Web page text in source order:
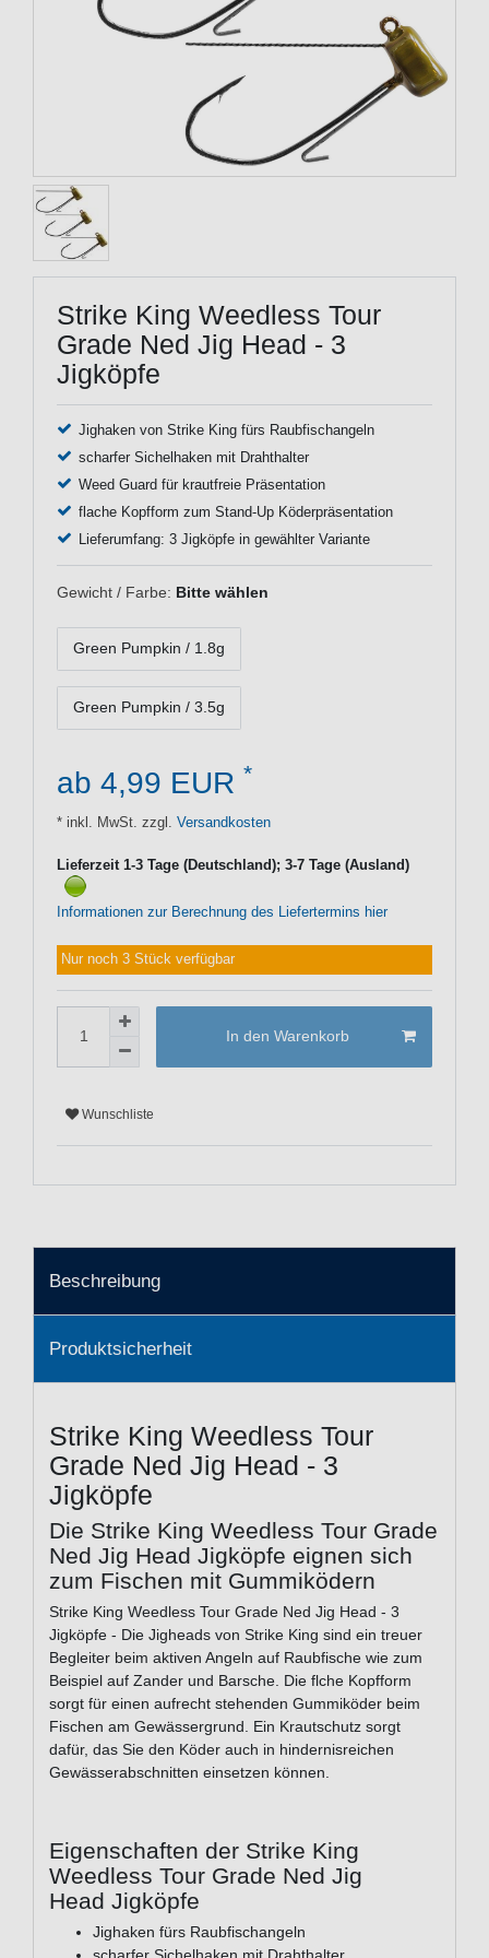
Strike King Weedless Tour
Grade Ned Jig Head - 3
Jigköpfe
Jighaken von Strike King fürs Raubfischangeln
scharfer Sichelhaken mit Drahthalter
Weed Guard für krautfreie Präsentation
flache Kopfform zum Stand-Up Köderpräsentation
Lieferumfang: 3 Jigköpfe in gewählter Variante
Gewicht / Farbe: Bitte wählen
Green Pumpkin / 1.8g
Green Pumpkin / 3.5g
ab 4,99 EUR *
* inkl. MwSt. zzgl. Versandkosten
Lieferzeit 1-3 Tage (Deutschland); 3-7 Tage (Ausland)
Informationen zur Berechnung des Liefertermins hier
Nur noch 3 Stück verfügbar
In den Warenkorb
Wunschliste
Beschreibung
Produktsicherheit
Strike King Weedless Tour
Grade Ned Jig Head - 3
Jigköpfe
Die Strike King Weedless Tour Grade
Ned Jig Head Jigköpfe eignen sich
zum Fischen mit Gummiködern
Strike King Weedless Tour Grade Ned Jig Head - 3
Jigköpfe - Die Jigheads von Strike King sind ein treuer
Begleiter beim aktiven Angeln auf Raubfische wie zum
Beispiel auf Zander und Barsche. Die flche Kopfform
sorgt für einen aufrecht stehenden Gummiköder beim
Fischen am Gewässergrund. Ein Krautschutz sorgt
dafür, das Sie den Köder auch in hindernisreichen
Gewässerabschnitten einsetzen können.
Eigenschaften der Strike King
Weedless Tour Grade Ned Jig
Head Jigköpfe
Jighaken fürs Raubfischangeln